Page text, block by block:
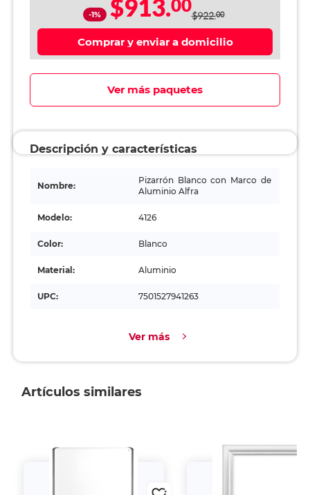
-1% $913.00$922.00
Comprar y enviar a domicilio
Ver más paquetes
Descripción y características
Nombre:
Pizarrón Blanco con Marco de
Aluminio Alfra
Modelo: 4126
Color: Blanco
Material: Aluminio
UPC: 7501527941263
Ver más
Artículos similares